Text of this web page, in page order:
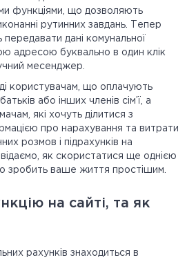
функціями, що дозволяють
рутинних завдань. Тепер
дані комунальної
адресою буквально в один клік
месенджер.
користувачам, що оплачують
або інших членів сім’ї, а
які хочуть ділитися з
про нарахування та витрати
розмов і підрахунків на
як скористатися ще однією
зробить ваше життя простішим.
на сайті, та як
рахунків знаходиться в